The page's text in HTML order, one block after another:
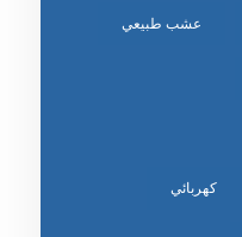
عشب طبيعي
كهربائي